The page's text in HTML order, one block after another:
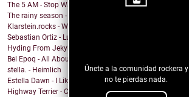
Únete a la comunidad rockera y
no te pierdas nada.
The 5 AM - Stop Wait A Minute
The rainy season - In This Moment
Klarstein.rocks - When I'm Burning Matches
Sebastian Ortiz - Lust Fun Love
Hyding From Jekyll - Along The Line
Bel Epoq - All About You
stella. - Heimlich
Estella Dawn - I Like It Rough
Highway Terrier - Covid Blues